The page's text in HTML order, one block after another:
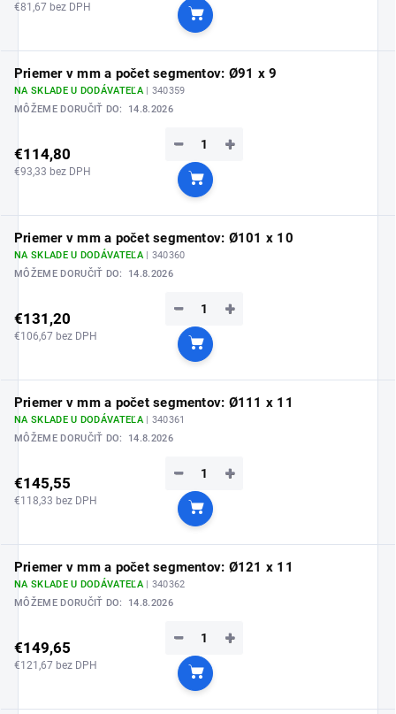
€81,67 bez DPH
Do košíka
Priemer v mm a počet segmentov: Ø91 x 9
NA SKLADE U DODÁVATEĽA | 340359
MÔŽEME DORUČIŤ DO:
14.8.2026
€114,80
€93,33 bez DPH
+
−
Do košíka
Priemer v mm a počet segmentov: Ø101 x 10
NA SKLADE U DODÁVATEĽA | 340360
MÔŽEME DORUČIŤ DO:
14.8.2026
€131,20
€106,67 bez DPH
+
−
Do košíka
Priemer v mm a počet segmentov: Ø111 x 11
NA SKLADE U DODÁVATEĽA | 340361
MÔŽEME DORUČIŤ DO:
14.8.2026
€145,55
€118,33 bez DPH
+
−
Do košíka
Priemer v mm a počet segmentov: Ø121 x 11
NA SKLADE U DODÁVATEĽA | 340362
MÔŽEME DORUČIŤ DO:
14.8.2026
€149,65
€121,67 bez DPH
+
−
Do košíka